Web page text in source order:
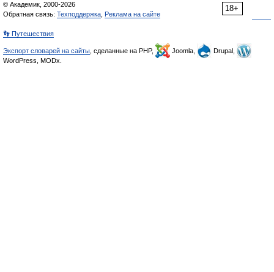
18+
© Академик, 2000-2026
Обратная связь: Техподдержка Реклама на сайте
👣 Путешествия
Экспорт словарей на сайты , сделанные на PHP, Joomla,
Drupal,
WordPress, MODx.